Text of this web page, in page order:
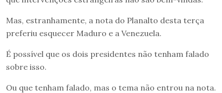
Mas, estranhamente, a nota do Planalto desta terça
preferiu esquecer Maduro e a Venezuela.
É possível que os dois presidentes não tenham falado
sobre isso.
Ou que tenham falado, mas o tema não entrou na nota.